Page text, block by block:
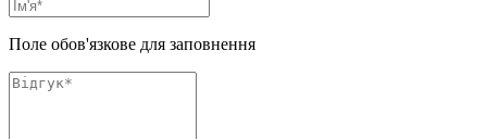
Поле обов'язкове для заповнення